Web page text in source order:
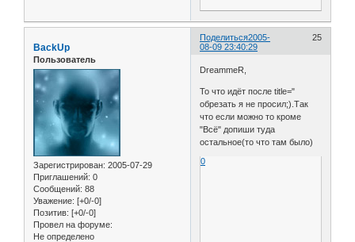
Поделиться 25
2005-
08-09 23:40:29
BackUp
Пользователь
Зарегистрирован: 2005-07-29
Приглашений: 0
Сообщений: 88
Уважение: [+0/-0]
Позитив: [+0/-0]
Провел на форуме:
Не определено
DreammeR,
То что идёт после title="
обрезать я не просил;).Так
что если можно то кроме
"Всё" допиши туда
остальное(то что там было)
0